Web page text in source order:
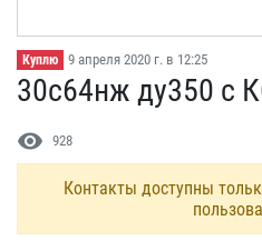
Куплю 9 апреля 2020 г. в 12:25
30с64нж ду350 с
visibility 928
Контакты доступны